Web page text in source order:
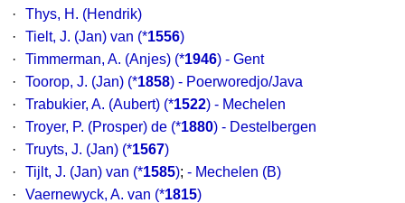
·
Thys, H. (Hendrik)
·
Tielt, J. (Jan) van (*1556)
·
Timmerman, A. (Anjes) (*1946) - Gent
·
Toorop, J. (Jan) (*1858) - Poerworedjo/Java
·
Trabukier, A. (Aubert) (*1522) - Mechelen
·
Troyer, P. (Prosper) de (*1880) - Destelbergen
·
Truyts, J. (Jan) (*1567)
·
Tijlt, J. (Jan) van (*1585); - Mechelen (B)
·
Vaernewyck, A. van (*1815)